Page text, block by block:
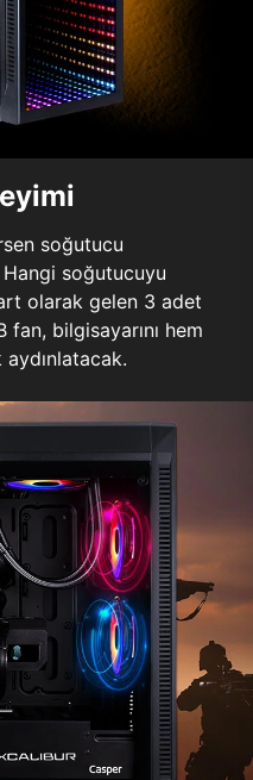
soğutucu
soğutucuyu
olarak gelen 3 adet
fan, bilgisayarını hem